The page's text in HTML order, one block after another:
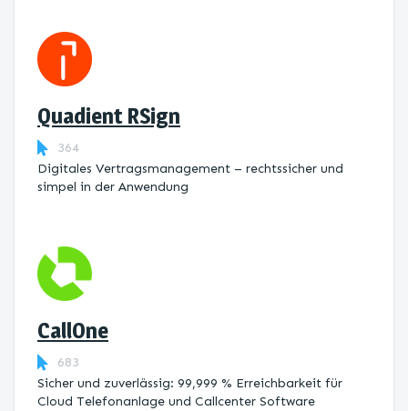
Quadient RSign
364
Digitales Vertragsmanagement – rechtssicher und
simpel in der Anwendung
CallOne
683
Sicher und zuverlässig: 99,999 % Erreichbarkeit für
Cloud Telefonanlage und Callcenter Software